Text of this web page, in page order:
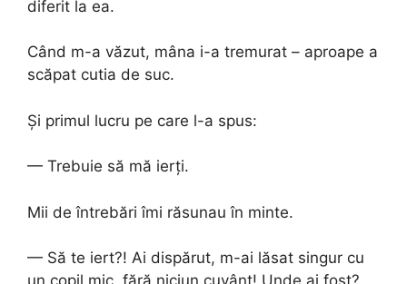
diferit la ea.
Când m-a văzut, mâna i-a tremurat – aproape a
scăpat cutia de suc.
Și primul lucru pe care l-a spus:
— Trebuie să mă ierți.
Mii de întrebări îmi răsunau în minte.
— Să te iert?! Ai dispărut, m-ai lăsat singur cu